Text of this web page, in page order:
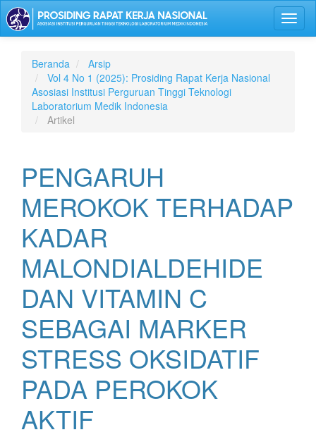
Lompat
ke
isi
Navigasi
Utama
Isi
Utama
Bilah
Beranda
Arsip
Vol 4 No 1 (2025): Prosiding Rapat Kerja Nasional
Asosiasi Institusi Perguruan Tinggi Teknologi
Laboratorium Medik Indonesia
Artikel
PENGARUH
MEROKOK TERHADAP
KADAR
MALONDIALDEHIDE
DAN VITAMIN C
SEBAGAI MARKER
STRESS OKSIDATIF
PADA PEROKOK
AKTIF